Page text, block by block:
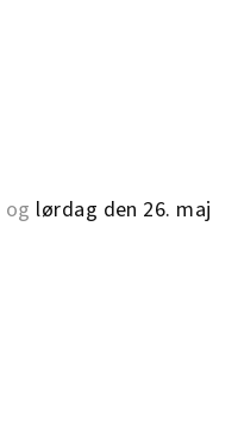
og lørdag den 26. maj